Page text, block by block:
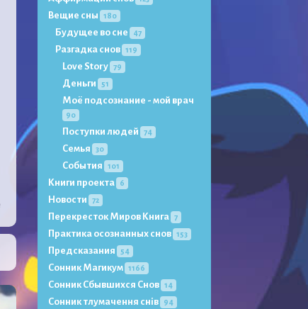
Вещие сны 180
Будущее во сне 47
Разгадка снов 119
Love Story 79
Деньги 51
Моё подсознание - мой врач
90
Поступки людей 74
Семья 30
События 101
Книги проекта 6
Новости 72
Перекресток Миров Книга 7
Практика осознанных снов 153
Предсказания 54
Сонник Магикум 1166
Сонник Сбывшихся Снов 14
Сонник тлумачення снів 94